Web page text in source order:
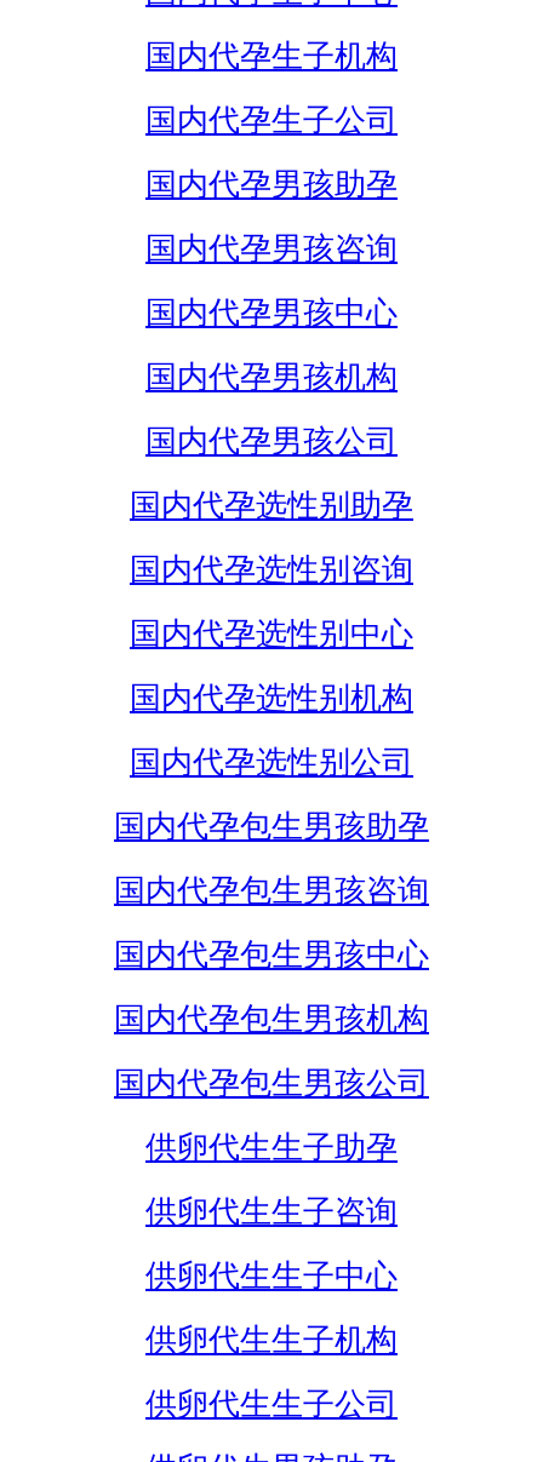
国内代孕生子机构
国内代孕生子公司
国内代孕男孩助孕
国内代孕男孩咨询
国内代孕男孩中心
国内代孕男孩机构
国内代孕男孩公司
国内代孕选性别助孕
国内代孕选性别咨询
国内代孕选性别中心
国内代孕选性别机构
国内代孕选性别公司
国内代孕包生男孩助孕
国内代孕包生男孩咨询
国内代孕包生男孩中心
国内代孕包生男孩机构
国内代孕包生男孩公司
供卵代生生子助孕
供卵代生生子咨询
供卵代生生子中心
供卵代生生子机构
供卵代生生子公司